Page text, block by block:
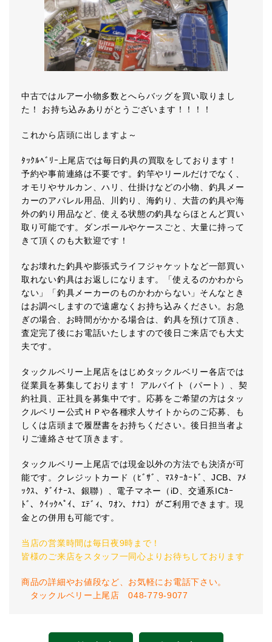
中古ではルアー小物多数とへらバッグを買い取りまし
た！ お持ち込みありがとうございます！！！！
これから店頭に出しますよ～
ﾀｯｸﾙﾍﾞﾘｰ上尾店では毎日釣具の買取をしております！
予約や事前連絡は不要です。釣竿やリールだけでなく、
オモリやサルカン、ハリ、仕掛けなどの小物、釣具メー
カーのアパレル用品、川釣り、海釣り、大昔の釣具や海
外の釣り用品など、使える状態の釣具ならほとんど買い
取り可能です。ダンボールやケースごと、大量に持って
きて頂くのも大歓迎です！
なお壊れた釣具や膨張式ライフジャケットなど一部買い
取れない釣具はお返しになります。「使えるのかわから
ない」「釣具メーカーのものかわからない」そんなとき
はお調べしますので遠慮なくお持ち込みください。お急
ぎの場合、お時間がかかる場合は、釣具を預けて頂き、
査定完了後にお電話いたしますので後日ご来店でも大丈
夫です。
タックルベリー上尾店をはじめタックルベリー各店では
従業員を募集しております！ アルバイト（パート）、契
約社員、正社員を募集中です。応募をご希望の方はタッ
クルベリー公式ＨＰや各種求人サイトからのご応募、も
しくは店頭まで履歴書をお持ちください。後日担当者よ
りご連絡させて頂きます。
タックルベリー上尾店では現金以外の方法でも決済が可
能です。クレジットカード（ﾋﾞｻﾞ、ﾏｽﾀｰｶｰﾄﾞ、JCB、ｱﾒ
ｯｸｽ、ﾀﾞｲﾅｰｽ、銀聯）、電子マネー（iD、交通系ICｶｰ
ﾄﾞ、ｸｲｯｸﾍﾟｲ、ｴﾃﾞｨ、ﾜｵﾝ、ﾅﾅｺ）がご利用できます。現
金との併用も可能です。
当店の営業時間は毎日夜9時まで！
皆様のご来店をスタッフ一同心よりお待ちしております
商品の詳細やお値段など、お気軽にお電話下さい。
タックルベリー上尾店 048-779-9077